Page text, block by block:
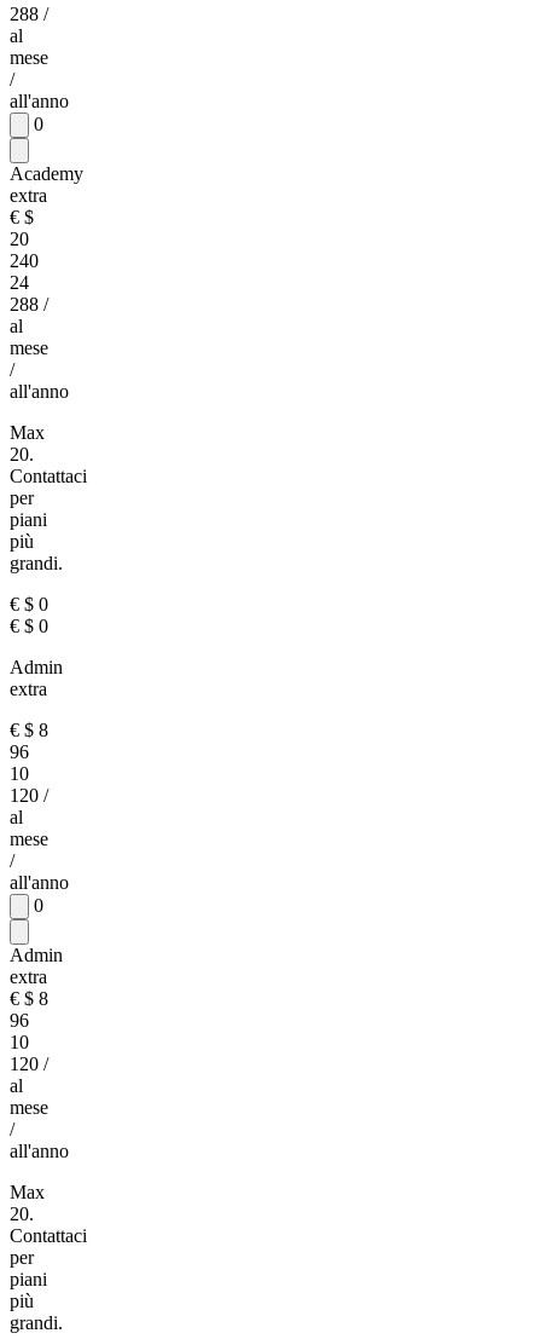
288 /
al
mese
/
all'anno
0
Academy
extra
€ $
20
240
24
288 /
al
mese
/
all'anno
Max
20.
Contattaci
per
piani
più
grandi.
€ $ 0
€ $ 0
Admin
extra
€ $ 8
96
10
120 /
al
mese
/
all'anno
0
Admin
extra
€ $ 8
96
10
120 /
al
mese
/
all'anno
Max
20.
Contattaci
per
piani
più
grandi.